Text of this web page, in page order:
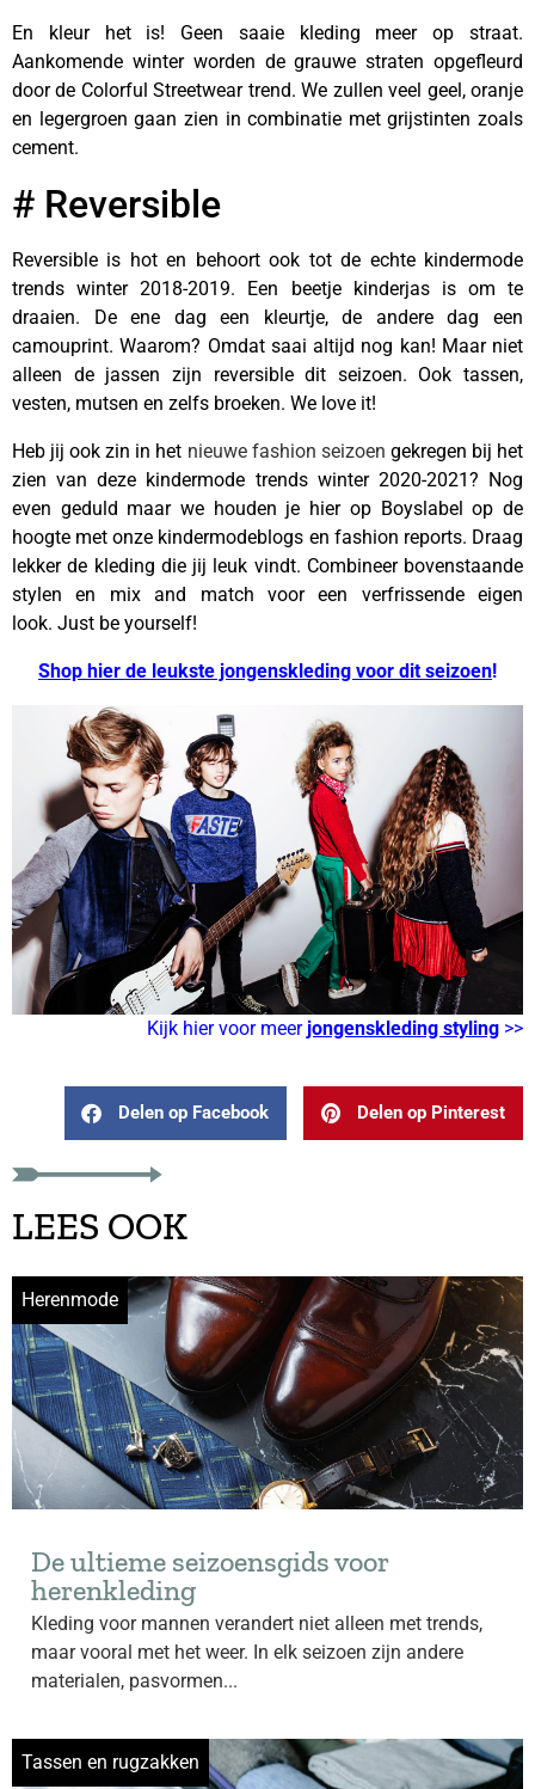
En kleur het is! Geen saaie kleding meer op straat.
Aankomende winter worden de grauwe straten opgefleurd
door de Colorful Streetwear trend. We zullen veel geel, oranje
en legergroen gaan zien in combinatie met grijstinten zoals
cement.
# Reversible
Reversible is hot en behoort ook tot de echte kindermode
trends winter 2018-2019. Een beetje kinderjas is om te
draaien. De ene dag een kleurtje, de andere dag een
camouprint. Waarom? Omdat saai altijd nog kan! Maar niet
alleen de jassen zijn reversible dit seizoen. Ook tassen,
vesten, mutsen en zelfs broeken. We love it!
Heb jij ook zin in het nieuwe fashion seizoen gekregen bij het
zien van deze kindermode trends winter 2020-2021? Nog
even geduld maar we houden je hier op Boyslabel op de
hoogte met onze kindermodeblogs en fashion reports. Draag
lekker de kleding die jij leuk vindt. Combineer bovenstaande
stylen en mix and match voor een verfrissende eigen
look. Just be yourself!
Shop hier de leukste jongenskleding voor dit seizoen!
Kijk hier voor meer jongenskleding styling >>
Delen op Facebook Delen op Pinterest
LEES OOK
Herenmode
De ultieme seizoensgids voor
herenkleding
Kleding voor mannen verandert niet alleen met trends,
maar vooral met het weer. In elk seizoen zijn andere
materialen, pasvormen...
Tassen en rugzakken